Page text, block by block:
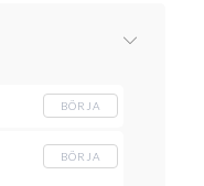
BÖRJA
BÖRJA